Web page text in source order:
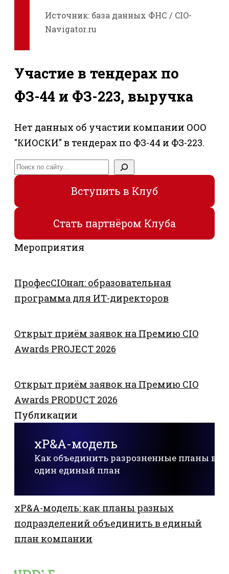
Источник: база данных ФНС / CIO-
Navigator.ru
Участие в тендерах по
ФЗ-44 и ФЗ-223, выручка
Нет данных об участии компании ООО
"КИОСКИ" в тендерах по ФЗ-44 и ФЗ-223.
Поиск
Вступить в Клуб
Стать партнёром Клуба
Мероприятия
ПрофесCIOнал: образовательная
программа для ИТ-директоров
Открыт приём заявок на Премию CIO
Awards PROJECT 2026
Открыт приём заявок на Премию CIO
Awards PRODUCT 2026
Публикации
xP&A-модель
Как объединить разрозненные планы в
один единый план
xP&A-модель: как планы разных
подразделений объединить в единый
план компании